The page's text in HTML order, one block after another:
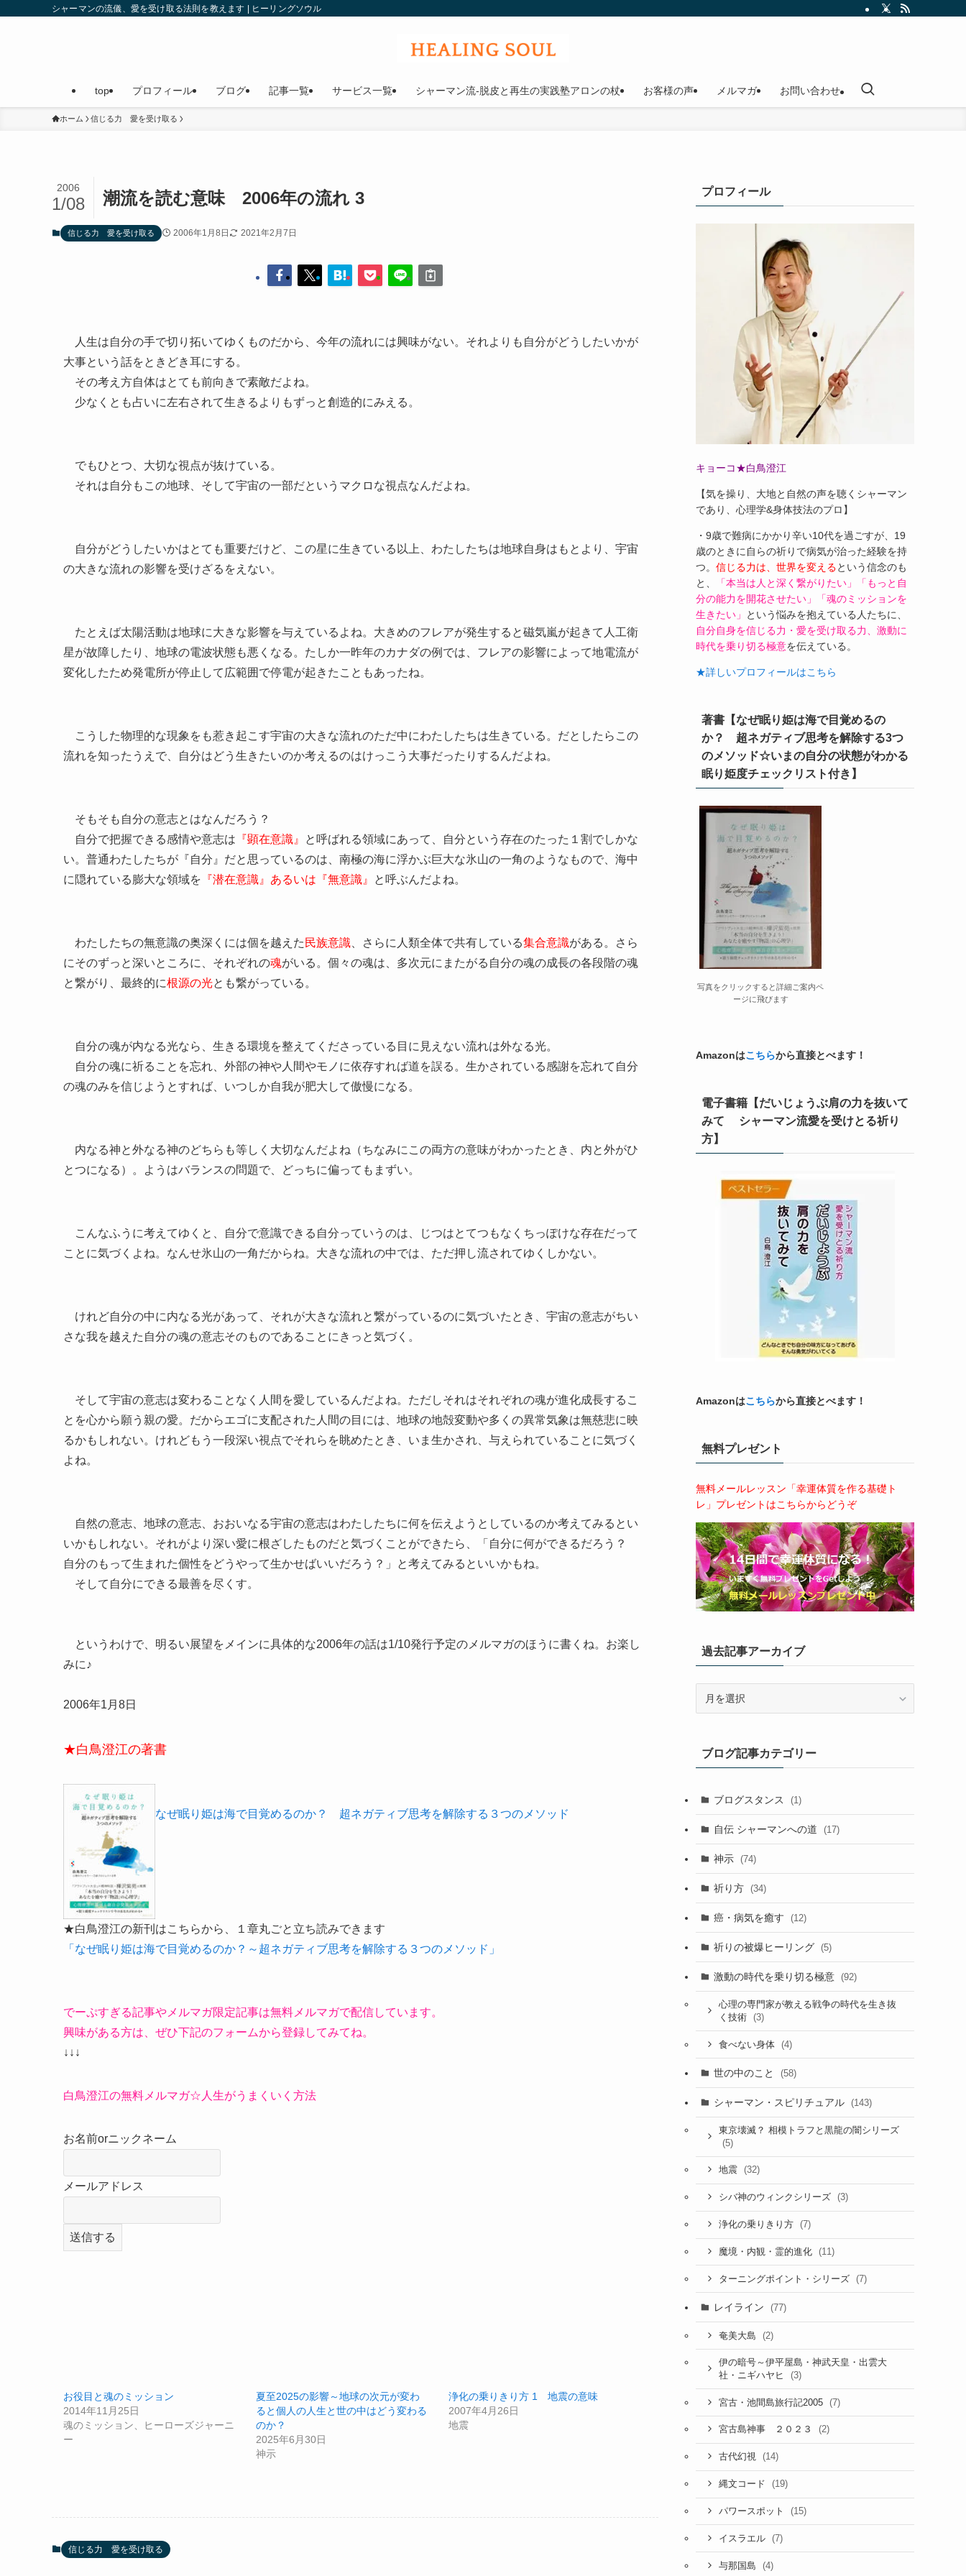
シャーマンの流儀、愛を受け取る法則を教えます | ヒーリングソウル
top プロフィール ブログ 記事一覧 サービス一覧 シャーマン流-脱皮と再生の実践塾アロンの杖 お客様の声 メルマガ お問い合わせ
ホーム 信じる力 愛を受け取る
潮流を読む意味 2006年の流れ 3
2006
1/08
信じる力 愛を受け取る 2006年1月8日 2021年2月7日
人生は自分の手で切り拓いてゆくものだから、今年の流れには興味がない。それよりも自分がどうしたいかが
大事という話をときどき耳にする。
その考え方自体はとても前向きで素敵だよね。
少なくとも占いに左右されて生きるよりもずっと創造的にみえる。
でもひとつ、大切な視点が抜けている。
それは自分もこの地球、そして宇宙の一部だというマクロな視点なんだよね。
自分がどうしたいかはとても重要だけど、この星に生きている以上、わたしたちは地球自身はもとより、宇宙
の大きな流れの影響を受けざるをえない。
たとえば太陽活動は地球に大きな影響を与えているよね。大きめのフレアが発生すると磁気嵐が起きて人工衛
星が故障したり、地球の電波状態も悪くなる。たしか一昨年のカナダの例では、フレアの影響によって地電流が
変化したため発電所が停止して広範囲で停電が起きたこともあったね。
こうした物理的な現象をも惹き起こす宇宙の大きな流れのただ中にわたしたちは生きている。だとしたらこの
流れを知ったうえで、自分はどう生きたいのか考えるのはけっこう大事だったりするんだよね。
そもそも自分の意志とはなんだろう？
自分で把握できる感情や意志は 『顕在意識』
と呼ばれる領域にあって、自分という存在のたった１割でしかな
い。普通わたしたちが『自分』だと思っているのは、南極の海に浮かぶ巨大な氷山の一角のようなもので、海中
に隠れている膨大な領域を 『潜在意識』あるいは『無意識』 と呼ぶんだよね。
わたしたちの無意識の奥深くには個を越えた 民族意識 、さらに人類全体で共有している集合意識がある。さら
にそのずっと深いところに、それぞれの魂がいる。個々の魂は、多次元にまたがる自分の魂の成長の各段階の魂
と繋がり、最終的に根源の光とも繋がっている。
自分の魂が内なる光なら、生きる環境を整えてくださっている目に見えない流れは外なる光。
自分の魂に祈ることを忘れ、外部の神や人間やモノに依存すれば道を誤る。生かされている感謝を忘れて自分
の魂のみを信じようとすれば、いつしか自我が肥大して傲慢になる。
内なる神と外なる神のどちらも等しく大切なんだよね（ちなみにこの両方の意味がわかったとき、内と外がひ
とつになる）。ようはバランスの問題で、どっちに偏ってもまずい。
こんなふうに考えてゆくと、自分で意識できる自分っていうのは、じつはとてつもなくちっぽけな存在だって
ことに気づくよね。なんせ氷山の一角だからね。大きな流れの中では、ただ押し流されてゆくしかない。
けれど自分の中に内なる光があって、それが大きな流れと繋がっているのに気づいたとき、宇宙の意志がちい
さな我を越えた自分の魂の意志そのものであることにきっと気づく。
そして宇宙の意志は変わることなく人間を愛しているんだよね。ただしそれはそれぞれの魂が進化成長するこ
とを心から願う親の愛。だからエゴに支配された人間の目には、地球の地殻変動や多くの異常気象は無慈悲に映
るかもしれない。けれどもう一段深い視点でそれらを眺めたとき、いま生かされ、与えられていることに気づく
よね。
自然の意志、地球の意志、おおいなる宇宙の意志はわたしたちに何を伝えようとしているのか考えてみるとい
いかもしれない。それがより深い愛に根ざしたものだと気づくことができたら、「自分に何ができるだろう？
自分のもって生まれた個性をどうやって生かせばいいだろう？」と考えてみるといいかもね。
そして自分にできる最善を尽くす。
というわけで、明るい展望をメインに具体的な2006年の話は1/10発行予定のメルマガのほうに書くね。お楽し
みに♪
2006年1月8日
★白鳥澄江の著書
なぜ眠り姫は海で目覚めるのか？ 超ネガティブ思考を解除する３つのメソッド
★白鳥澄江の新刊はこちらから、１章丸ごと立ち読みできます
「なぜ眠り姫は海で目覚めるのか？～超ネガティブ思考を解除する３つのメソッド」
でーぷすぎる記事やメルマガ限定記事は無料メルマガで配信しています。
興味がある方は、ぜひ下記のフォームから登録してみてね。
↓↓↓
白鳥澄江の無料メルマガ☆人生がうまくいく方法
お名前orニックネーム
メールアドレス
お役目と魂のミッション
2014年11月25日
魂のミッション、ヒーローズジャーニ
ー
夏至2025の影響～地球の次元が変わ
ると個人の人生と世の中はどう変わる
のか？
2025年6月30日
神示
浄化の乗りきり方 1 地震の意味
2007年4月26日
地震
信じる力 愛を受け取る
プロフィール
キョーコ★白鳥澄江
【気を操り、大地と自然の声を聴くシャーマン
であり、心理学&身体技法のプロ】
・9歳で難病にかかり辛い10代を過ごすが、19
歳のときに自らの祈りで病気が治った経験を持
つ。 信じる力は、世界を変えるという信念のも
と、
「本当は人と深く繋がりたい」「もっと自
分の能力を開花させたい」「魂のミッションを
生きたい」
という悩みを抱えている人たちに、
自分自身を信じる力・愛を受け取る力、激動に
時代を乗り切る極意を伝えている。
★詳しいプロフィールはこちら
著書【なぜ眠り姫は海で目覚めるの
か？ 超ネガティブ思考を解除する3つ
のメソッド☆いまの自分の状態がわかる
眠り姫度チェックリスト付き】
写真をクリックすると詳細ご案内ペ
ージに飛びます
Amazonはこちらから直接とべます！
電子書籍【だいじょうぶ肩の力を抜いて
みて シャーマン流愛を受けとる祈り
方】
Amazonはこちらから直接とべます！
無料プレゼント
無料メールレッスン「幸運体質を作る基礎ト
レ」プレゼントはこちらからどうぞ
過去記事アーカイブ
ア
ー
イ
ブ
ブログ記事カテゴリー
ブログスタンス (1)
自伝 シャーマンへの道 (17)
神示 (74)
祈り方 (34)
癌・病気を癒す (12)
祈りの被爆ヒーリング (5)
激動の時代を乗り切る極意 (92)
心理の専門家が教える戦争の時代を生き抜
く技術
(3)
食べない身体 (4)
世の中のこと (58)
シャーマン・スピリチュアル (143)
東京壊滅？ 相模トラフと黒龍の闇シリーズ
(5)
地震 (32)
シバ神のウィンクシリーズ (3)
浄化の乗りきり方 (7)
魔境・内観・霊的進化 (11)
ターニングポイント・シリーズ (7)
レイライン (77)
奄美大島 (2)
伊の暗号～伊平屋島・神武天皇・出雲大
社・ニギハヤヒ
(3)
宮古・池間島旅行記2005 (7)
宮古島神事 ２０２３ (2)
古代幻視 (14)
縄文コード (19)
パワースポット (15)
イスラエル (7)
与那国島 (4)